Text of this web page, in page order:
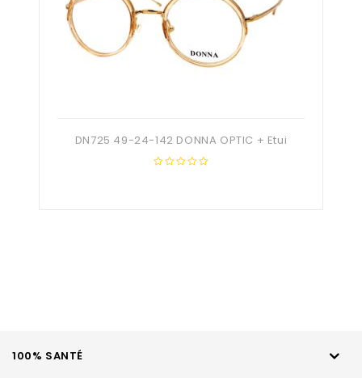
DN725 49-24-142 DONNA OPTIC + Etui
100% SANTÉ